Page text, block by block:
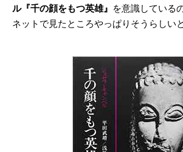
ル『千の顔をもつ英雄』 を意識している
ネットで見たところやっぱりそうらしい